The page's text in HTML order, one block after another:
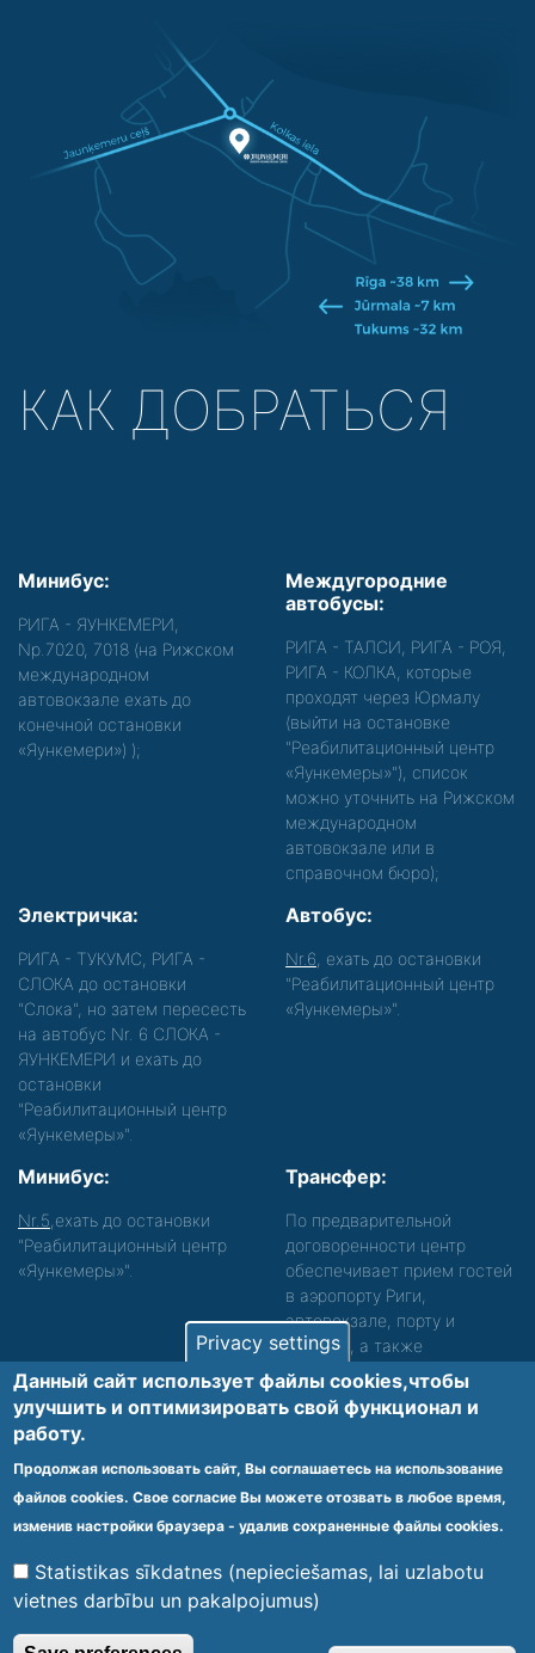
КАК ДОБРАТЬСЯ
Минибус:
РИГА - ЯУНКЕМЕРИ,
Nр.7020, 7018 (на Рижском
международном
автовокзале ехать до
конечной остановки
«Яункемери») );
Междугородние
автобусы:
РИГА - ТАЛСИ, РИГА - РОЯ,
РИГА - КОЛКА, которые
проходят через Юрмалу
(выйти на остановке
"Реабилитационный центр
«Яункемеры»"), список
можно уточнить на Рижском
международном
автовокзале или в
справочном бюро);
Электричка:
РИГА - ТУКУМС, РИГА -
СЛОКА до остановки
"Слока", но затем пересесть
на автобус Nr. 6 СЛОКА -
ЯУНКЕМЕРИ и ехать до
остановки
"Реабилитационный центр
«Яункемеры»".
Автобус:
Nr.6 , ехать до остановки
"Реабилитационный центр
«Яункемеры»".
Минибус:
Nr.5 ,ехать до остановки
"Реабилитационный центр
«Яункемеры»".
Трансфер:
По предварительной
договоренности центр
обеспечивает прием гостей
в аэропорту Риги,
автовокзале, порту и
вокзале, а также
сопровождение. Просьба
звонить, чтобы уточнить
детали.
Обеспечиваем доступность среды для лиц с
функциональными нарушениями.
Footer
menu
Vietnes karte Noteikumi un privātuma politika
Privacy settings
Данный сайт использует файлы cookies,чтобы
улучшить и оптимизировать cвой функционал и
работу.
Продолжая использовать сайт, Вы соглашаетесь на использование
файлов cookies. Свое согласие Вы можете отозвать в любое время,
изменив настройки браузера - удалив сохраненные файлы cookies.
Statistikas sīkdatnes (nepieciešamas, lai uzlabotu
vietnes darbību un pakalpojumus)